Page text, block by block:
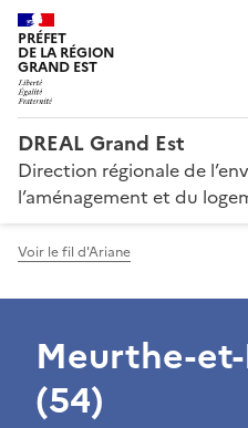
PRÉFET
DE LA RÉGION
GRAND EST
DREAL Grand Est
Direction régionale de
l’aménagement et du
Voir le fil d'Ariane
Meurthe-
(54)